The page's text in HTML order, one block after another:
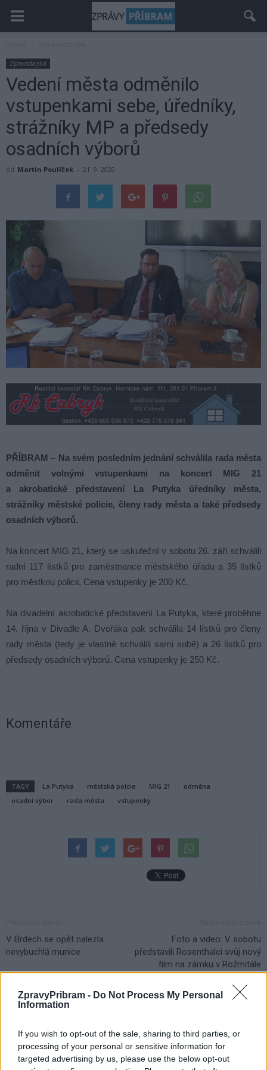
ZpravyPribram - Do Not Process My Personal
Information
If you wish to opt-out of the sale, sharing to third parties, or
processing of your personal or sensitive information for
targeted advertising by us, please use the below opt-out
Zpravodajství
Vedení města odměnilo
vstupenkami sebe, úředníky,
strážníky MP a předsedy
osadních výborů
od Martin Poulíček - 21. 9. 2020
PŘÍBRAM – Na svém posledním jednání schválila rada města
odměnit volnými vstupenkami na koncert MIG 21
a akrobatické představení La Putyka úředníky města,
strážníky městské policie, členy rady města a také předsedy
osadních výborů.
Na koncert MIG 21, který se uskuteční v sobotu 26. září schválili
radní 117 lístků pro zaměstnance městského úřadu a 35 lístků
pro městkou policii. Cena vstupenky je 200 Kč.
Na divadelní akrobatické představení La Putyka, které proběhne
14. října v Divadle A. Dvořáka pak schválila 14 lístků pro členy
rady města (tedy je vlastně schválili sami sobě) a 26 lístků pro
předsedy osadních výborů. Cena vstupenky je 250 Kč.
Komentáře
TAGY La Putyka městská polcie MIG 21
odměna
osadní výbor
rada města vstupenky
V Brdech se opět nalezla
nevybuchlá munice
Foto a video: V sobotu
představili Rosenthalci svůj nový
film na zámku v Rožmitále
SOUVISEJÍCÍ ČLÁNKY
Většina koupališť na Příbramsku nabízí
výborné podmínky. Horší voda je jen na